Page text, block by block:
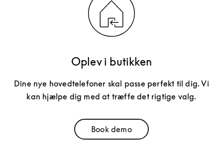
Oplev i butikken
Dine nye hovedtelefoner skal passe perfekt til dig. Vi
kan hjælpe dig med at træffe det rigtige valg.
Book demoLink Opens in New Tab